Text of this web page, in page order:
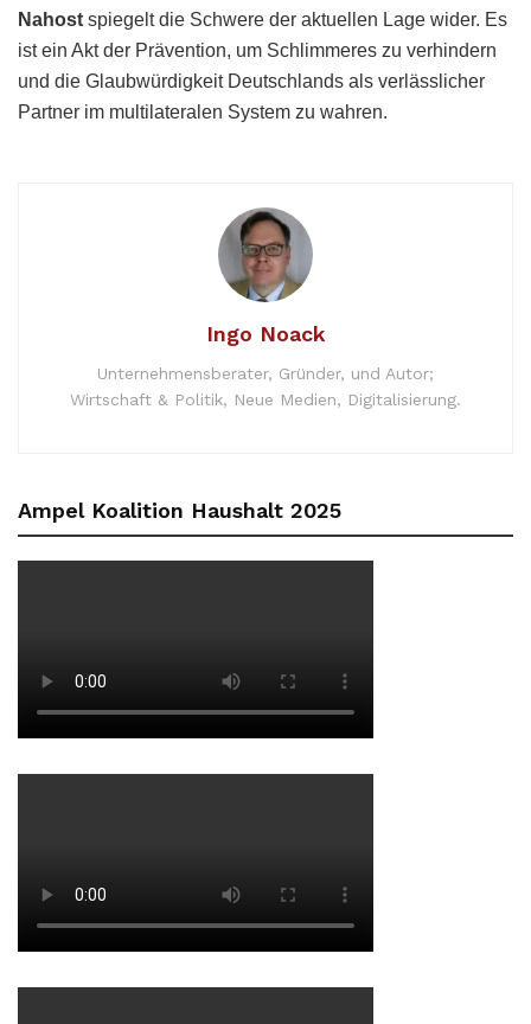
Nahost spiegelt die Schwere der aktuellen Lage wider. Es
ist ein Akt der Prävention, um Schlimmeres zu verhindern
und die Glaubwürdigkeit Deutschlands als verlässlicher
Partner im multilateralen System zu wahren.
Ingo Noack
Unternehmensberater, Gründer, und Autor;
Wirtschaft & Politik, Neue Medien, Digitalisierung.
Ampel Koalition Haushalt 2025